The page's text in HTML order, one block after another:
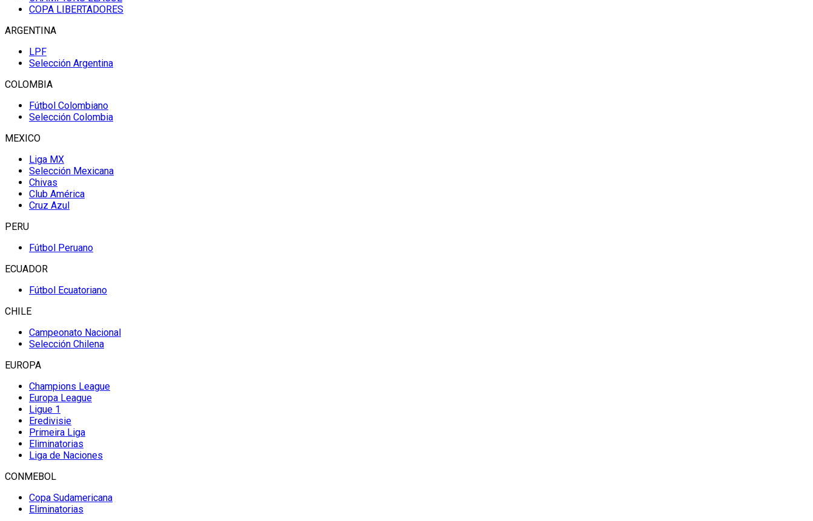
COPA LIBERTADORES
ARGENTINA
LPF
Selección Argentina
COLOMBIA
Fútbol Colombiano
Selección Colombia
MEXICO
Liga MX
Selección Mexicana
Chivas
Club América
Cruz Azul
PERU
Fútbol Peruano
ECUADOR
Fútbol Ecuatoriano
CHILE
Campeonato Nacional
Selección Chilena
EUROPA
Champions League
Europa League
Ligue 1
Eredivisie
Primeira Liga
Eliminatorias
Liga de Naciones
CONMEBOL
Copa Sudamericana
Eliminatorias